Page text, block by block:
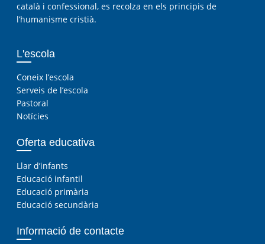
català i confessional, es recolza en els principis de
l’humanisme cristià.
L'escola
Coneix l’escola
Serveis de l’escola
Pastoral
Notícies
Oferta educativa
Llar d’infants
Educació infantil
Educació primària
Educació secundària
Informació de contacte